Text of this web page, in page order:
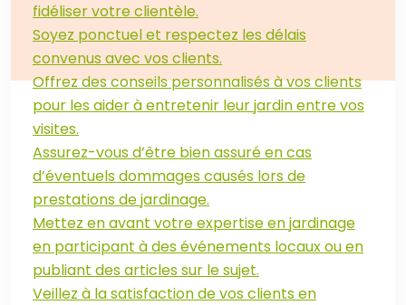
fidéliser votre clientèle.
Soyez ponctuel et respectez les délais
convenus avec vos clients.
Offrez des conseils personnalisés à vos clients
pour les aider à entretenir leur jardin entre vos
visites.
Assurez-vous d’être bien assuré en cas
d’éventuels dommages causés lors de
prestations de jardinage.
Mettez en avant votre expertise en jardinage
en participant à des événements locaux ou en
publiant des articles sur le sujet.
Veillez à la satisfaction de vos clients en